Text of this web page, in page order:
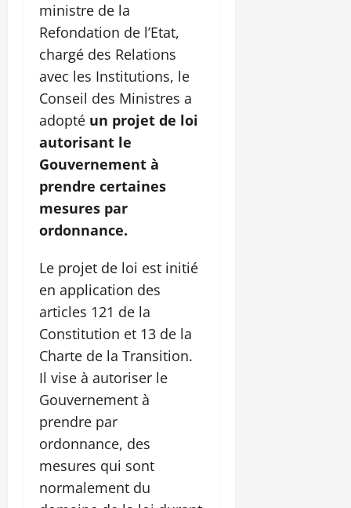
ministre de la
Refondation de l’Etat,
chargé des Relations
avec les Institutions, le
Conseil des Ministres a
adopté un projet de loi
autorisant le
Gouvernement à
prendre certaines
mesures par
ordonnance.
Le projet de loi est initié
en application des
articles 121 de la
Constitution et 13 de la
Charte de la Transition.
Il vise à autoriser le
Gouvernement à
prendre par
ordonnance, des
mesures qui sont
normalement du